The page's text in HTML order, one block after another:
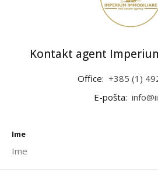
Kontakt agent
Office: +385 (1)
E-pošta:
Ime